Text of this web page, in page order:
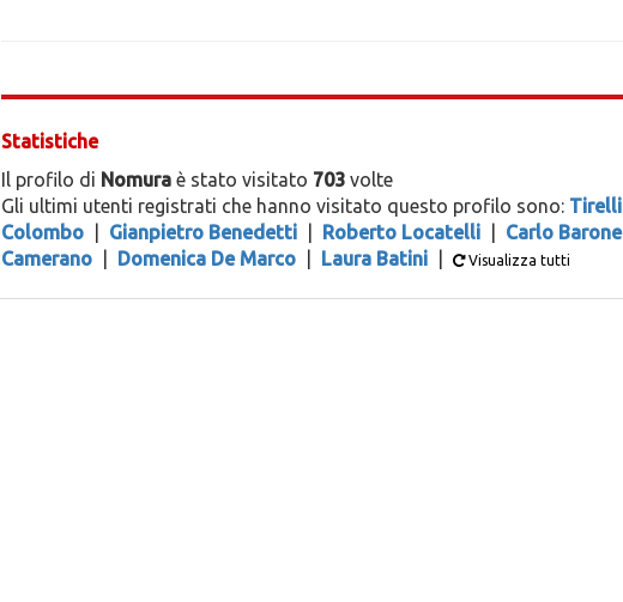
Statistiche
Il profilo di Nomuraè stato visitato 703volte
Gli ultimi utenti registrati che hanno visitato questo profilo sono: Tirelli
Colombo
Gianpietro Benedetti Roberto Locatelli Carlo Barone
Camerano
Domenica De Marco Laura Batini Visualizza tutti